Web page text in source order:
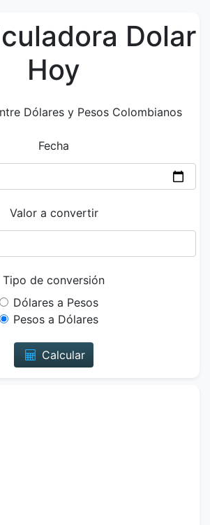
Dolar
Hoy
Dólares y Pesos Colombianos
Fecha
Valor a convertir
Tipo de conversión
Dólares a Pesos
Pesos a Dólares
Calcular